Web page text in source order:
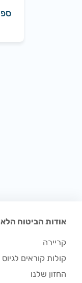
אודות הביטוח
קריירה
קולות קוראים לגיוס
החזון שלנו